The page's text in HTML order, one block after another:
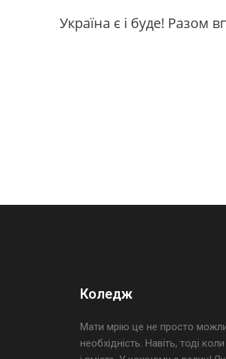
Україна є і буде! Разом
Коледж
Мати мрію це не просто
необхідність. Навіть, тоді